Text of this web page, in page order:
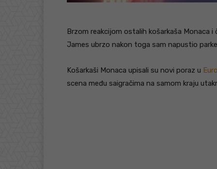
Brzom reakcijom ostalih košarkaša Monaca
James ubrzo nakon toga sam napustio
Košarkaši Monaca upisali su novi poraz u
scena među saigračima na samom kraju